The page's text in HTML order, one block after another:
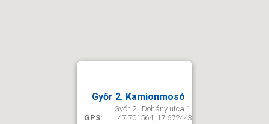
Győr 2. Kamionmosó
Győr 2., Dohány utca 1.
GPS:
47.701564, 17.672443